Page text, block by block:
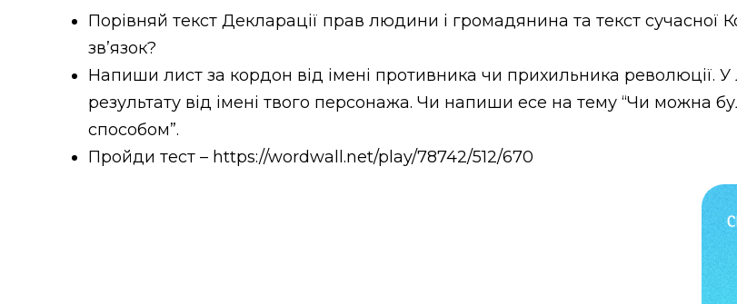
Порівняй текст Декларації прав людини і громадянина та текст сучасної
зв’язок?
Напиши лист за кордон від імені противника чи прихильника революції. У
результату від імені твого персонажа. Чи напиши есе на тему “Чи можна
способом”.
Пройди тест – https://wordwall.net/play/78742/512/670